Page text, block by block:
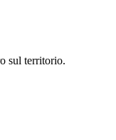
sul territorio.